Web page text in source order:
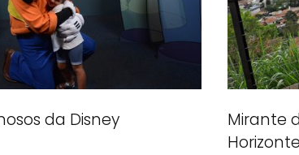
da Disney
Mirante
Horizonte